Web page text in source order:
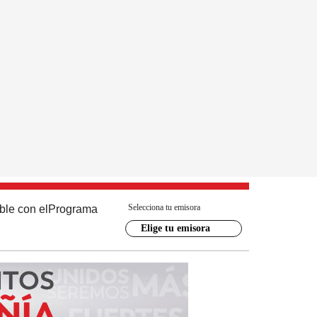
con el Programa Selecciona tu emisora
Elige tu emisora